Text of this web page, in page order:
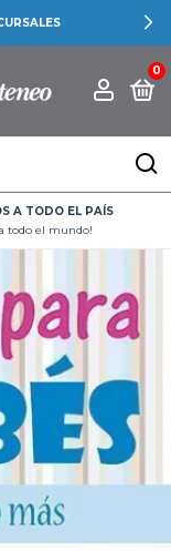
0
A TODO EL PAÍS
todo el mundo!